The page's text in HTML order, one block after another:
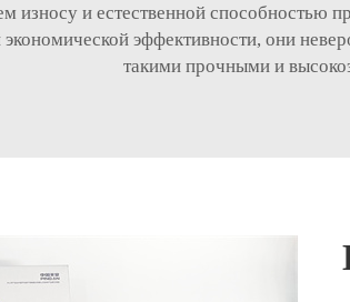
износу и естественной способностью
эффективности, они
такими прочными и